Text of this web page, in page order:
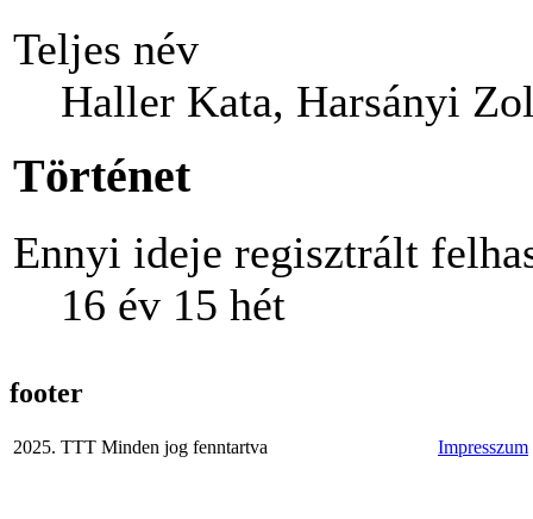
Teljes név
Haller Kata, Harsányi
Történet
Ennyi ideje regisztrált
16 év 15 hét
footer
2025. TTT Minden jog fenntartva Impresszum